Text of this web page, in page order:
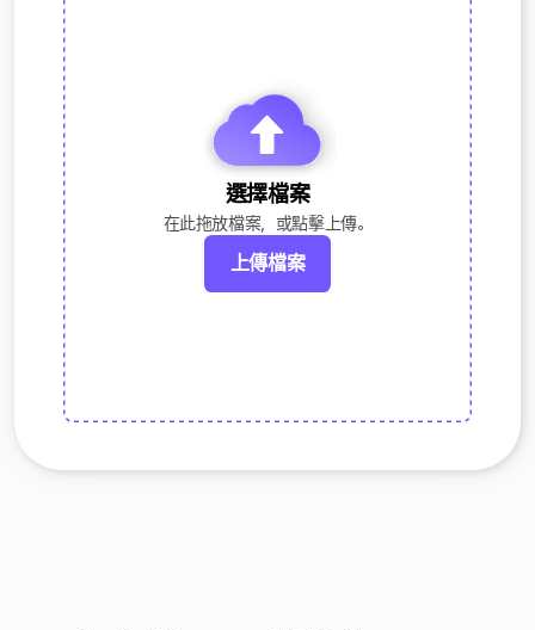
選擇檔案
在此拖放檔案，或點擊上傳。
上傳檔案